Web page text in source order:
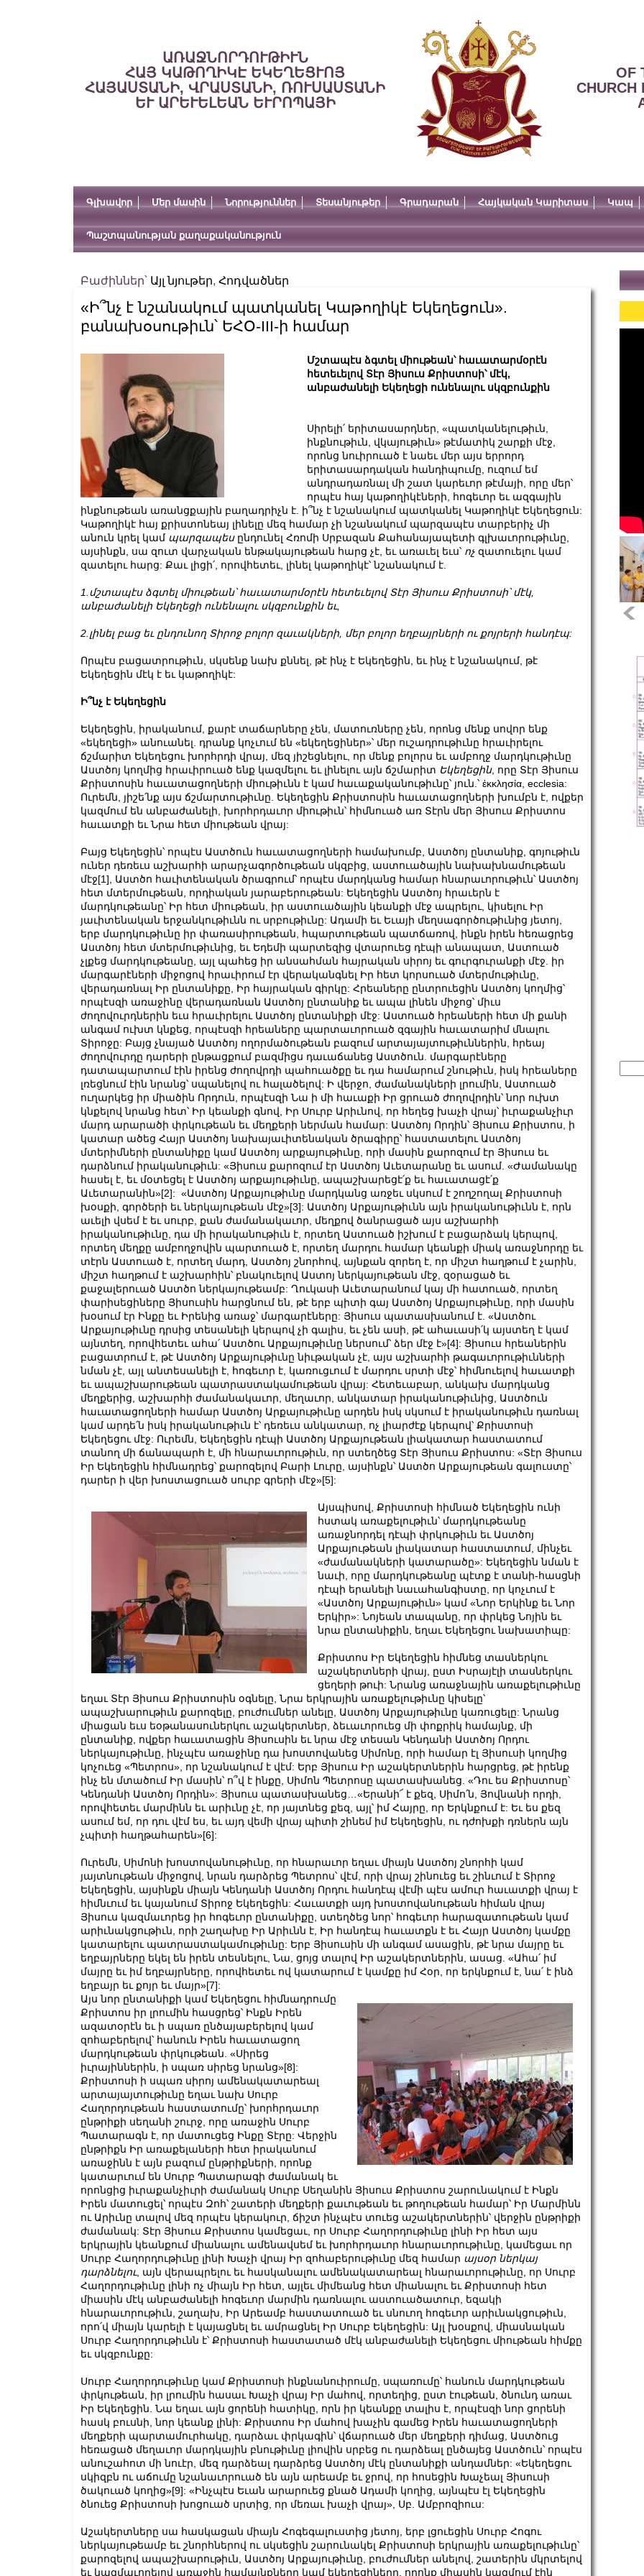
ԱՌԱՋՆՈՐԴՈՒԹԻՒՆ
ՀԱՅ ԿԱԹՈՂԻԿԷ ԵԿԵՂԵՑՒՈՅ
ՀԱՅԱՍՏԱՆԻ, ՎՐԱՍՏԱՆԻ, ՌՈՒՍԱՍՏԱՆԻ
ԵՒ ԱՐԵՒԵԼԵԱՆ ԵՒՐՈՊԱՅԻ
OF
CHURCH
Գլխավոր Մեր մասին Նորություններ Տեսանյութեր Գրադարան Հայկական Կարիտաս Կապ
Պաշտպանության քաղաքականություն
Բաժիններ՝ Այլ նյութեր, Հոդվածներ
«Ի՞նչ է նշանակում պատկանել Կաթողիկէ Եկեղեցուն».
բանախօսութիւն՝ ԵՀՕ-III-ի համար
Մշտապէս ձգտել միութեան՝ հաւատարմօրէն
հետեւելով Տէր Յիսուս Քրիստոսի՝ մէկ,
անբաժանելի Եկեղեցի ունենալու սկզբունքին
Սիրելի՛ երիտասարդներ, «պատկանելութիւն,
ինքնութիւն, վկայութիւն» թէմատիկ շարքի մէջ,
որոնց նուիրուած է նաեւ մեր այս երրորդ
երիտասարդական հանդիպումը, ուզում եմ
անդրադառնալ մի շատ կարեւոր թէմայի, որը մեր՝
որպէս հայ կաթողիկէների, հոգեւոր եւ ազգային
ինքնութեան առանցքային բաղադրիչն է. ի՞նչ է նշանակում պատկանել Կաթողիկէ Եկեղեցուն:
Կաթողիկէ հայ քրիստոնեայ լինելը մեզ համար չի նշանակում պարզապէս տարբերիչ մի
անուն կրել կամ պարզապեսընդունել Հռոմի Սրբազան Քահանայապետի գլխաւորութիւնը,
այսինքն, սա զուտ վարչական ենթակայութեան հարց չէ, եւ առաւել եւս՝ ոչ զատուելու կամ
զատելու հարց: Քաւ լիցի՛, որովհետեւ, լինել կաթողիկէ՝ նշանակում է.
1.մշտապէս ձգտել միութեան՝ հաւատարմօրէն հետեւելով Տէր Յիսուս Քրիստոսի՝ մէկ,
անբաժանելի Եկեղեցի ունենալու սկզբունքին եւ,
2.լինել բաց եւ ընդունող Տիրոջ բոլոր զաւակների, մեր բոլոր եղբայրների ու քոյրերի հանդէպ:
Որպէս բացատրութիւն, սկսենք նախ քննել, թէ ինչ է Եկեղեցին, եւ ինչ է նշանակում, թէ
Եկեղեցին մէկ է եւ կաթողիկէ:
Ի՞նչ է Եկեղեցին
Եկեղեցին, իրականում, քարէ տաճարները չեն, մատուռները չեն, որոնց մենք սովոր ենք
«եկեղեցի» անուանել. դրանք կոչւում են «եկեղեցիներ»՝ մեր ուշադրութիւնը հրաւիրելու
ճշմարիտ Եկեղեցու խորհրդի վրայ, մեզ յիշեցնելու, որ մենք բոլորս եւ ամբողջ մարդկութիւնը
Աստծոյ կողմից հրաւիրուած ենք կազմելու եւ լինելու այն ճշմարիտ Եկեղեցին, որը Տէր Յիսուս
Քրիստոսին հաւատացողների միութիւնն է կամ հաւաքականութիւնը՝ յուն.՝ ἐκκλησία, ecclesia:
Ուրեմն, յիշե՛նք այս ճշմարտութիւնը. Եկեղեցին Քրիստոսին հաւատացողների խումբն է, ովքեր
կազմում են անբաժանելի, խորհրդաւոր միութիւն՝ հիմնուած առ Տէրն մեր Յիսուս Քրիստոս
հաւատքի եւ Նրա հետ միութեան վրայ:
Բայց Եկեղեցին՝ որպէս Աստծուն հաւատացողների համախումբ, Աստծոյ ընտանիք, գոյութիւն
ուներ դեռեւս աշխարհի արարչագործութեան սկզբից, աստուածային նախախնամութեան
մէջ[1] , Աստծո հաւիտենական ծրագրում՝ որպէս մարդկանց համար հնարաւորութիւն՝ Աստծոյ
հետ մտերմութեան, որդիական յարաբերութեան: Եկեղեցին Աստծոյ հրաւերն է
մարդկութեանը՝ Իր հետ միութեան, իր աստուածային կեանքի մէջ ապրելու, կիսելու Իր
յաւիտենական երջանկութիւնն ու սրբութիւնը: Ադամի եւ Եւայի մեղսագործութիւնից յետոյ,
երբ մարդկութիւնը իր փառասիրութեան, հպարտութեան պատճառով, ինքն իրեն հեռացրեց
Աստծոյ հետ մտերմութիւնից, եւ Եդեմի պարտեզից վտարուեց դէպի անապատ, Աստուած
չլքեց մարդկութեանը, այլ պահեց իր անսահման հայրական սիրոյ եւ գուրգուրանքի մէջ. իր
մարգարէների միջոցով հրաւիրում էր վերականգնել Իր հետ կորսուած մտերմութիւնը,
վերադառնալ Իր ընտանիքը, Իր հայրական գիրկը: Հրեաները ընտրուեցին Աստծոյ կողմից՝
որպէսզի առաջինը վերադառնան Աստծոյ ընտանիք եւ ապա լինեն միջոց՝ միւս
ժողովուրդներին եւս հրաւիրելու Աստծոյ ընտանիքի մէջ: Աստուած հրեաների հետ մի քանի
անգամ ուխտ կնքեց, որպէսզի հրեաները պարտաւորուած զգային հաւատարիմ մնալու
Տիրոջը: Բայց չնայած Աստծոյ ողորմածութեան բազում արտայայտութիւններին, հրեայ
ժողովուրդը դարերի ընթացքում բազմիցս դաւաճանեց Աստծուն. մարգարէները
դատապարտում էին իրենց ժողովրդի պահուածքը եւ դա համարում շնութիւն, իսկ հրեաները
լռեցնում էին նրանց՝ սպանելով ու հալածելով: Ի վերջո, ժամանակների լրումին, Աստուած
ուղարկեց իր միածին Որդուն, որպէսզի Նա ի մի հաւաքի Իր ցրուած ժողովրդին՝ նոր ուխտ
կնքելով նրանց հետ՝ Իր կեանքի գնով, Իր Սուրբ Արիւնով, որ հեղեց խաչի վրայ՝ իւրաքանչիւր
մարդ արարածի փրկութեան եւ մեղքերի ներման համար: Աստծոյ Որդին՝ Յիսուս Քրիստոս, ի
կատար ածեց Հայր Աստծոյ նախայաւիտենական ծրագիրը՝ հաստատելու Աստծոյ
մտերիմների ընտանիքը կամ Աստծոյ արքայութիւնը, որի մասին քարոզում էր Յիսուս եւ
դարձնում իրականութիւն: «Յիսուս քարոզում էր Աստծոյ Աւետարանը եւ ասում. «Ժամանակը
հասել է, եւ մօտեցել է Աստծոյ արքայութիւնը, ապաշխարեցէ՛ք եւ հաւատացէ՛ք
Աւետարանին»[2]: «Աստծոյ Արքայութիւնը մարդկանց առջեւ սկսում է շողշողալ Քրիստոսի
խօսքի, գործերի եւ ներկայութեան մէջ»[3]: Աստծոյ Արքայութիւնն այն իրականութիւնն է, որն
աւելի վսեմ է եւ սուրբ, քան ժամանակաւոր, մեղքով ծանրացած այս աշխարհի
իրականութիւնը, դա մի իրականութիւն է, որտեղ Աստուած իշխում է բացարձակ կերպով,
որտեղ մեղքը ամբողջովին պարտուած է, որտեղ մարդու համար կեանքի միակ առաջնորդը եւ
տէրն Աստուած է, որտեղ մարդ, Աստծոյ շնորհով, այնքան զորեղ է, որ միշտ հաղթում է չարին,
միշտ հաղթում է աշխարհին՝ բնակուելով Աստոյ ներկայութեան մէջ, զօրացած եւ
քաջալերուած Աստծո ներկայութեամբ: Ղուկասի Աւետարանում կայ մի հատուած, որտեղ
փարիսեցիները Յիսուսին հարցնում են, թէ երբ պիտի գայ Աստծոյ Արքայութիւնը, որի մասին
խօսում էր Ինքը եւ Իրենից առաջ՝ մարգարէները: Յիսուս պատասխանում է. «Աստծու
Արքայութիւնը դրսից տեսանելի կերպով չի գալիս, եւ չեն ասի, թէ ահաւասի՛կ այստեղ է կամ
այնտեղ, որովհետեւ ահա՛ Աստծու Արքայութիւնը ներսում՝ ձեր մէջ է»[4]: Յիսուս հրեաներին
բացատրում է, թէ Աստծոյ Արքայութիւնը նիւթական չէ, այս աշխարհի թագաւորութիւնների
նման չէ, այլ անտեսանելի է, հոգեւոր է, կառուցւում է մարդու սրտի մէջ՝ հիմնուելով հաւատքի
եւ ապաշխարութեան պատրաստակամութեան վրայ: Հետեւաբար, անկախ մարդկանց
մեղքերից, աշխարհի ժամանակաւոր, մեղաւոր, անկատար իրականութիւնից, Աստծուն
հաւատացողների համար Աստծոյ Արքայութիւնը արդեն իսկ սկսում է իրականութիւն դառնալ
կամ արդե՛ն իսկ իրականութիւն է՝ դեռեւս անկատար, ոչ լիարժէք կերպով՝ Քրիստոսի
Եկեղեցու մէջ: Ուրեմն, Եկեղեցին դէպի Աստծոյ Արքայութեան լիակատար հաստատում
տանող մի ճանապարհ է, մի հնարաւորութիւն, որ ստեղծեց Տէր Յիսուս Քրիստոս: «Տէր Յիսուս
Իր Եկեղեցին հիմնադրեց՝ քարոզելով Բարի Լուրը, այսինքն՝ Աստծո Արքայութեան գալուստը՝
դարեր ի վեր խոստացուած սուրբ գրերի մէջ»[5]:
Այսպիսով, Քրիստոսի հիմնած Եկեղեցին ունի
հստակ առաքելութիւն՝ մարդկութեանը
առաջնորդել դէպի փրկութիւն եւ Աստծոյ
Արքայութեան լիակատար հաստատում, մինչեւ
«ժամանակների կատարածը»: Եկեղեցին նման է
նաւի, որը մարդկութեանը պէտք է տանի-հասցնի
դէպի երանելի նաւահանգիստը, որ կոչւում է
«Աստծոյ Արքայութիւն» կամ «Նոր Երկինք եւ Նոր
Երկիր»: Նոյեան տապանը, որ փրկեց Նոյին եւ
նրա ընտանիքին, եղաւ Եկեղեցու նախատիպը:
Քրիստոս Իր Եկեղեցին հիմնեց տասներկու
աշակերտների վրայ, ըստ Իսրայէլի տասներկու
ցեղերի թուի: Նրանց առաջնային առաքելութիւնը
եղաւ Տէր Յիսուս Քրիստոսին օգնելը, Նրա երկրային առաքելութիւնը կիսելը՝
ապաշխարութիւն քարոզելը, բուժումներ անելը, Աստծոյ Արքայութիւնը կառուցելը: Նրանց
միացան եւս եօթանասուներկու աշակերտներ, ձեւաւորուեց մի փոքրիկ համայնք, մի
ընտանիք, ովքեր հաւատացին Յիսուսին եւ նրա մէջ տեսան Կենդանի Աստծոյ Որդու
ներկայութիւնը, ինչպէս առաջինը դա խոստովանեց Սիմոնը, որի համար էլ Յիսուսի կողմից
կոչուեց «Պետրոս», որ նշանակում է վէմ: Երբ Յիսուս Իր աշակերտներին հարցրեց, թէ իրենք
ինչ են մտածում Իր մասին՝ ո՞վ է ինքը, Սիմոն Պետրոսը պատասխանեց. «Դու ես Քրիստոսը՝
Կենդանի Աստծոյ Որդին»: Յիսուս պատասխանեց…«Երանի՜ է քեզ, Սիմո՛ն, Յովնանի որդի,
որովհետեւ մարմինն եւ արիւնը չէ, որ յայտնեց քեզ, այլ՝ իմ Հայրը, որ Երկնքում է: Եւ ես քեզ
ասում եմ, որ դու վէմ ես, եւ այդ վեմի վրայ պիտի շինեմ իմ Եկեղեցին, ու դժոխքի դռներն այն
չպիտի հաղթահարեն»[6]:
Ուրեմն, Սիմոնի խոստովանութիւնը, որ հնարաւոր եղաւ միայն Աստծոյ շնորհի կամ
յայտնութեան միջոցով, նրան դարձրեց Պետրոս՝ վէմ, որի վրայ շինուեց եւ շինւում է Տիրոջ
Եկեղեցին, այսինքն միայն Կենդանի Աստծոյ Որդու հանդէպ վէմի պէս ամուր հաւատքի վրայ է
հիմնւում եւ կայանում Տիրոջ Եկեղեցին: Հաւատքի այդ խոստովանութեան հիման վրայ
Յիսուս կազմաւորեց իր հոգեւոր ընտանիքը, ստեղծեց նոր՝ հոգեւոր հարազատութեան կամ
արիւնակցութիւն, որի շաղախը Իր Արիւնն է, Իր հանդէպ հաւատքն է եւ Հայր Աստծոյ կամքը
կատարելու պատրաստակամութիւնը: Երբ Յիսուսին մի անգամ ասացին, թէ նրա մայրը եւ
եղբայրները եկել են իրեն տեսնելու, Նա, ցոյց տալով Իր աշակերտներին, ասաց. «Ահա՛ իմ
մայրը եւ իմ եղբայրները, որովհետեւ ով կատարում է կամքը իմ Հօր, որ երկնքում է, նա՛ է ինձ
եղբայր եւ քոյր եւ մայր»[7]:
Այս նոր ընտանիքի կամ Եկեղեցու հիմնադրումը
Քրիստոս իր լրումին հասցրեց՝ Ինքն Իրեն
ազատօրէն եւ ի սպառ ընծայաբերելով կամ
զոհաբերելով՝ հանուն Իրեն հաւատացող
մարդկութեան փրկութեան. «Սիրեց
իւրայիններին, ի սպառ սիրեց նրանց»[8]:
Քրիստոսի ի սպառ սիրոյ ամենակատարեալ
արտայայտութիւնը եղաւ նախ Սուրբ
Հաղորդութեան հաստատումը՝ խորհրդաւոր
ընթրիքի սեղանի շուրջ, որը առաջին Սուրբ
Պատարագն է, որ մատուցեց Ինքը Տէրը: Վերջին
ընթրիքն Իր առաքելաների հետ իրականում
առաջինն է այն բազում ընթրիքների, որոնք
կատարւում են Սուրբ Պատարագի ժամանակ եւ
որոնցից իւրաքանչիւրի ժամանակ Սուրբ Սեղանին Յիսուս Քրիստոս շարունակում է Ինքն
Իրեն մատուցել՝ որպէս Զոհ՝ շատերի մեղքերի քաւութեան եւ թողութեան համար՝ Իր Մարմինն
ու Արիւնը տալով մեզ որպէս կերակուր, ճիշտ ինչպէս տուեց աշակերտներին՝ վերջին ընթրիքի
ժամանակ: Տէր Յիսուս Քրիստոս կամեցաւ, որ Սուրբ Հաղորդութիւնը լինի Իր հետ այս
երկրային կեանքում միանալու ամենավսեմ եւ խորհրդաւոր հնարաւորութիւնը, կամեցաւ որ
Սուրբ Հաղորդութիւնը լինի Խաչի վրայ Իր զոհաբերութիւնը մեզ համար այսօր ներկայ
դարձնելու , այն վերապրելու եւ հասկանալու ամենակատարեալ հնարաւորութիւնը, որ Սուրբ
Հաղորդութիւնը լինի ոչ միայն Իր հետ, այլեւ միմեանց հետ միանալու եւ Քրիստոսի հետ
միասին մէկ անբաժանելի հոգեւոր մարմին դառնալու աստուածատուր, եզակի
հնարաւորութիւն, շաղախ, Իր Արեամբ հաստատուած եւ սնուող հոգեւոր արիւնակցութիւն,
որո՛վ միայն կարելի է կայացնել եւ ամրացնել Իր Սուրբ Եկեղեցին: Այլ խօսքով, միասնական
Սուրբ Հաղորդութիւնն է՝ Քրիստոսի հաստատած մէկ անբաժանելի Եկեղեցու միութեան հիմքը
եւ սկզբունքը:
Սուրբ Հաղորդութիւնը կամ Քրիստոսի ինքնանուիրումը, սպառումը՝ հանուն մարդկութեան
փրկութեան, իր լրումին հասաւ Խաչի վրայ Իր մահով, որտեղից, ըստ էութեան, ծնունդ առաւ
Իր Եկեղեցին. Նա եղաւ այն ցորենի հատիկը, որն իր կեանքը տալիս է, որպէսզի նոր ցորենի
հասկ բուսնի, նոր կեանք լինի: Քրիստոս Իր մահով խաչին գամեց Իրեն հաւատացողների
մեղքերի պարտամուրհակը, դարձաւ փրկագին՝ վճարուած մեր մեղքերի դիմաց, Աստծուց
հեռացած մեղաւոր մարդկային բնութիւնը լիովին սրբեց ու դարձեալ ընծայեց Աստծուն՝ որպէս
անուշահոտ մի նուէր, մեզ դարձեալ դարձրեց Աստծոյ մէկ ընտանիքի անդամներ: «Եկեղեցու
սկիզբն ու աճումը նշանաւորուած են այն արեամբ եւ ջրով, որ հոսեցին Խաչեալ Յիսուսի
ծակուած կողից»[9]: «Ինչպէս Եւան արարուեց քնած Ադամի կողից, այնպէս էլ Եկեղեցին
ծնուեց Քրիստոսի խոցուած սրտից, որ մեռաւ խաչի վրայ», Սբ. Ամբրոզիուս:
Աշակերտները սա հասկացան միայն Հոգեգալուստից յետոյ, երբ լցուեցին Սուրբ Հոգու
ներկայութեամբ եւ շնորհներով ու սկսեցին շարունակել Քրիստոսի երկրային առաքելութիւնը՝
քարոզելով ապաշխարութիւն, Աստծոյ Արքայութիւնը, բուժումներ անելով, շատերին մկրտելով
եւ կազմաւորելով առաջին համայնքները կամ եկեղեցիները, որոնք միասին կազմում էին
for: